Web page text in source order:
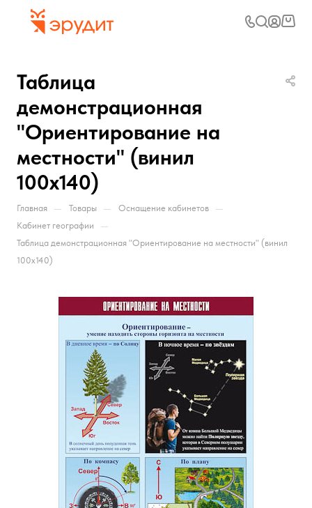
Таблица
демонстрационная
"Ориентирование на
местности" (винил
100х140)
Главная — Товары — Оснащение кабинетов —
Кабинет географии —
Таблица демонстрационная "Ориентирование на местности" (винил
100х140)